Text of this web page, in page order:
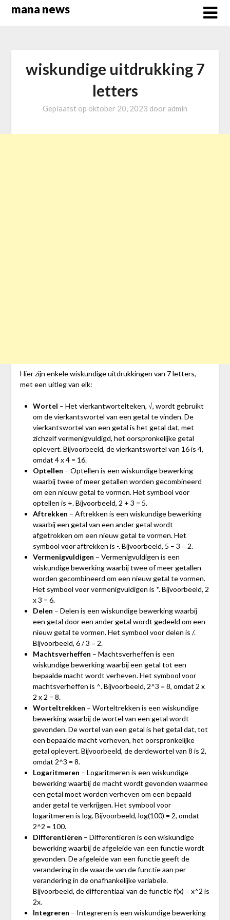
Overslaan
mana news
wiskundige uitdrukking 7
letters
Geplaatst op oktober 20, 2023 door admin
Hier zijn enkele wiskundige uitdrukkingen van 7 letters,
met een uitleg van elk:
Wortel – Het vierkantwortelteken, √, wordt gebruikt
om de vierkantswortel van een getal te vinden. De
vierkantswortel van een getal is het getal dat, met
zichzelf vermenigvuldigd, het oorspronkelijke getal
oplevert. Bijvoorbeeld, de vierkantswortel van 16 is 4,
omdat 4 x 4 = 16.
Optellen – Optellen is een wiskundige bewerking
waarbij twee of meer getallen worden gecombineerd
om een nieuw getal te vormen. Het symbool voor
optellen is +. Bijvoorbeeld, 2 + 3 = 5.
Aftrekken – Aftrekken is een wiskundige bewerking
waarbij een getal van een ander getal wordt
afgetrokken om een nieuw getal te vormen. Het
symbool voor aftrekken is -. Bijvoorbeeld, 5 – 3 = 2.
Vermenigvuldigen – Vermenigvuldigen is een
wiskundige bewerking waarbij twee of meer getallen
worden gecombineerd om een nieuw getal te vormen.
Het symbool voor vermenigvuldigen is *. Bijvoorbeeld, 2
x 3 = 6.
Delen – Delen is een wiskundige bewerking waarbij
een getal door een ander getal wordt gedeeld om een
nieuw getal te vormen. Het symbool voor delen is /.
Bijvoorbeeld, 6 / 3 = 2.
Machtsverheffen – Machtsverheffen is een
wiskundige bewerking waarbij een getal tot een
bepaalde macht wordt verheven. Het symbool voor
machtsverheffen is ^. Bijvoorbeeld, 2^3 = 8, omdat 2 x
2 x 2 = 8.
Worteltrekken – Worteltrekken is een wiskundige
bewerking waarbij de wortel van een getal wordt
gevonden. De wortel van een getal is het getal dat, tot
een bepaalde macht verheven, het oorspronkelijke
getal oplevert. Bijvoorbeeld, de derdewortel van 8 is 2,
omdat 2^3 = 8.
Logaritmeren – Logaritmeren is een wiskundige
bewerking waarbij de macht wordt gevonden waarmee
een getal moet worden verheven om een bepaald
ander getal te verkrijgen. Het symbool voor
logaritmeren is log. Bijvoorbeeld, log(100) = 2, omdat
2^2 = 100.
Differentiëren – Differentiëren is een wiskundige
bewerking waarbij de afgeleide van een functie wordt
gevonden. De afgeleide van een functie geeft de
verandering in de waarde van de functie aan per
verandering in de onafhankelijke variabele.
Bijvoorbeeld, de differentiaal van de functie f(x) = x^2 is
2x.
Integreren – Integreren is een wiskundige bewerking